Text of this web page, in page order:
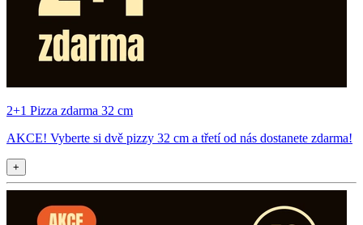
2+1 Pizza zdarma 32 cm
AKCE! Vyberte si dvě pizzy 32 cm a třetí od nás dostanete zdarma!
+